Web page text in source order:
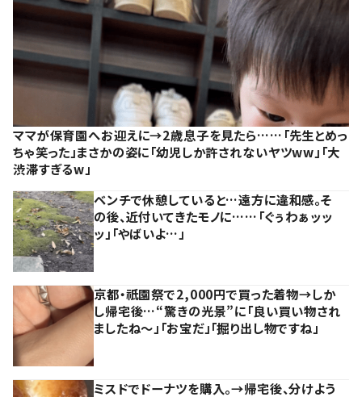
ママが保育園へお迎えに→2歳息子を見たら……「先生とめっ
ちゃ笑った」まさかの姿に「幼児しか許されないヤツww」「大
渋滞すぎるw」
ベンチで休憩していると…遠方に違和感。そ
の後、近付いてきたモノに……「ぐぅわぁッッ
ッ」「やばいよ…」
京都・祇園祭で2,000円で買った着物→しか
し帰宅後…“驚きの光景”に「良い買い物され
ましたね～」「お宝だ」「掘り出し物ですね」
ミスドでドーナツを購入。→帰宅後、分けよう